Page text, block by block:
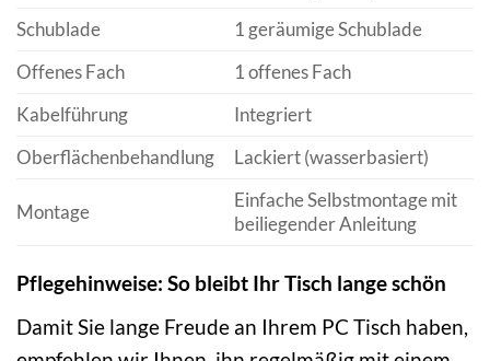
Schublade
1 geräumige Schublade
Offenes Fach
1 offenes Fach
Kabelführung
Integriert
Oberflächenbehandlung
Lackiert (wasserbasiert)
Montage
Einfache Selbstmontage mit
beiliegender Anleitung
Pflegehinweise: So bleibt Ihr Tisch lange schön
Damit Sie lange Freude an Ihrem PC Tisch haben,